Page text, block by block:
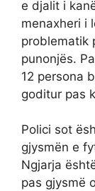
e djalit i
menaxheri i
problematik
punonjës.
12 persona
goditur pas
Polici sot
gjysmën e
Ngjarja
pas gjysmë